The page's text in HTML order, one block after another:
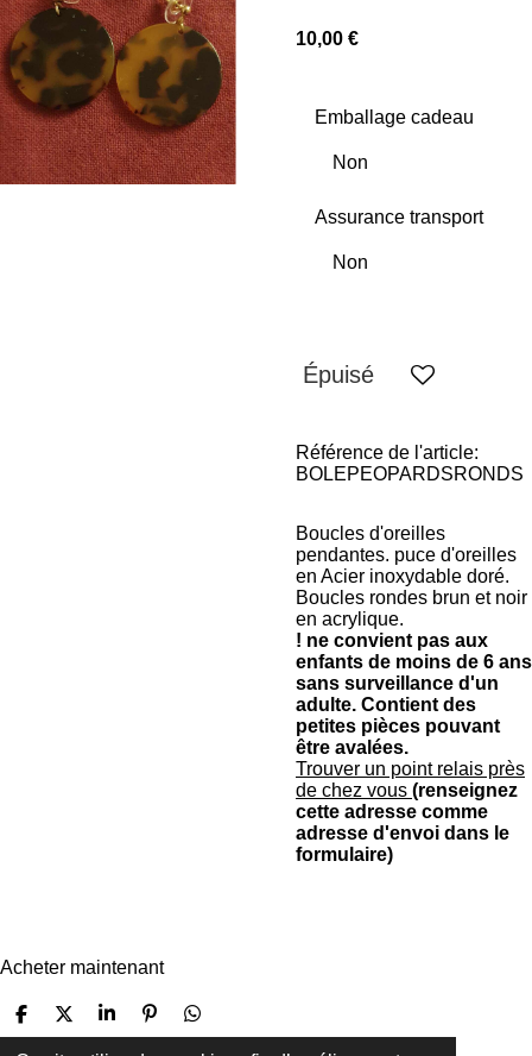
10,00 €
Emballage cadeau
Assurance transport
Épuisé
Référence de l'article:
BOLEPEOPARDSRONDS
Boucles d'oreilles
pendantes. puce d'oreilles
en Acier inoxydable doré.
Boucles rondes brun et noir
en acrylique.
! ne convient pas aux
enfants de moins de 6 ans
sans surveillance d'un
adulte. Contient des
petites pièces pouvant
être avalées.
Trouver un point relais près
de chez vous (renseignez
cette adresse comme
adresse d'envoi dans le
formulaire)
Acheter maintenant
P
a
P
a
P
a
É
p
P
a